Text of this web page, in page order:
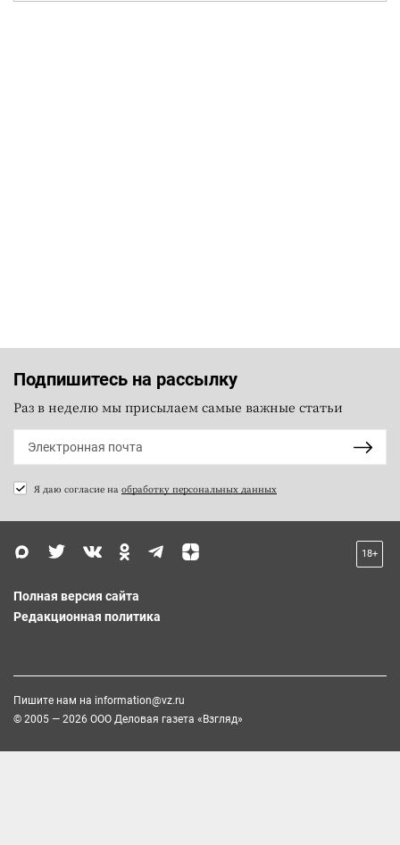
Подпишитесь на рассылку
Раз в неделю мы присылаем самые важные статьи
Я даю согласие на обработку персональных данных
18+
Полная версия сайта
Редакционная политика
Пишите нам на information@vz.ru
© 2005 — 2026 ООО Деловая газета «Взгляд»